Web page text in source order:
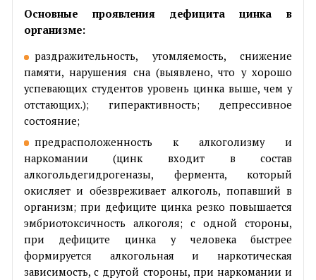
Основные проявления дефицита цинка в
организме:
раздражительность, утомляемость, снижение
памяти, нарушения сна (выявлено, что у хорошо
успевающих студентов уровень цинка выше, чем у
отстающих.); гиперактивность; депрессивное
состояние;
предрасположенность к алкоголизму и
наркомании (цинк входит в состав
алкогольдегидрогеназы, фермента, который
окисляет и обезвреживает алкоголь, попавший в
организм; при дефиците цинка резко повышается
эмбриотоксичность алкоголя; с одной стороны,
при дефиците цинка у человека быстрее
формируется алкогольная и наркотическая
зависимость, с другой стороны, при наркомании и